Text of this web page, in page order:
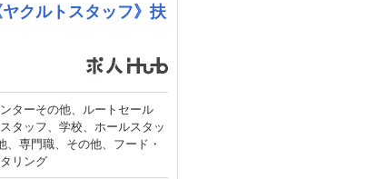
クルトスタッフ》扶
ターその他、ルートセール
タッフ、学校、ホールスタッ
専門職、その他、フード・
リング